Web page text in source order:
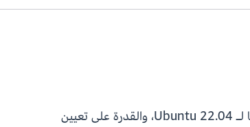
يسعدنا اليوم أن نعلن عن طرح استوديو الأبحاث والهندسة (RES) على الإصدار 2024.06 من AWS. يوفر هذا الإصدار الأخير دعمًا لـ Ubuntu 22.04، والقدرة على تعيين